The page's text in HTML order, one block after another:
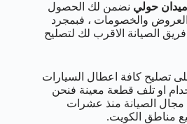
حولي نضمن لك الحصول
والخصومات ، فبمجرد
الصيانة الاقرب لك لتصليح
تصليح كافة اعطال السيارات
او تلف قطعة معينة فنحن
مجال الصيانة منذ عشرات
مناطق الكويت.